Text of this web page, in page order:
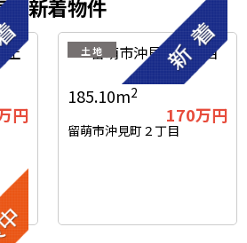
買新着物件
円
土地
185.10m2
170万円
留萌市沖見町２丁目